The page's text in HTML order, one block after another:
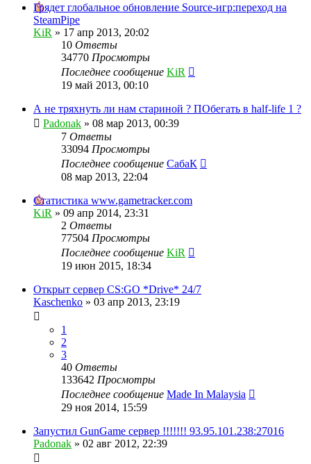
Грядет глобальное обновление Source-игр:переход на
SteamPipe
KiR » 17 апр 2013, 20:02
10 Ответы
34770 Просмотры
Последнее сообщение KiR
19 май 2013, 00:10
А не тряхнуть ли нам стариной ? ПОбегать в half-life 1 ?
Padonak » 08 мар 2013, 00:39
7 Ответы
33094 Просмотры
Последнее сообщение СабаК
08 мар 2013, 22:04
Статистика www.gametracker.com
KiR » 09 апр 2014, 23:31
2 Ответы
77504 Просмотры
Последнее сообщение KiR
19 июн 2015, 18:34
Открыт сервер CS:GO *Drive* 24/7
Kaschenko » 03 апр 2013, 23:19
1
2
3
40 Ответы
133642 Просмотры
Последнее сообщение Made In Malaysia
29 ноя 2014, 15:59
Запустил GunGame сервер !!!!!!! 93.95.101.238:27016
Padonak » 02 авг 2012, 22:39